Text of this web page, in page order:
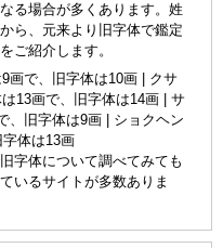
る場合が多くあります。姓
ら、元来より旧字体で鑑定
ご紹介します。
画で、旧字体は10画 | クサ
13画で、旧字体は14画 | サ
、旧字体は9画 | ショクヘン
体は13画
字体について調べてみても
いるサイトが多数ありま